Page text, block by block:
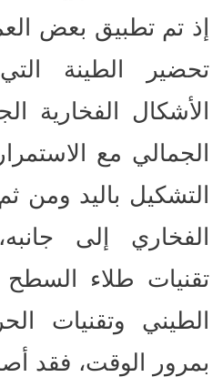
إذ تم تطبيق بعض
تحضير الطينة
الأشكال الفخارية
الجمالي مع
التشكيل باليد ومن
الفخاري إلى
تقنيات طلاء السطح
الطيني وتقنيات
بمرور الوقت، فقد